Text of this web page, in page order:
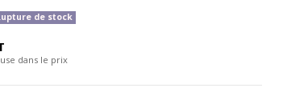
de stock
dans le prix